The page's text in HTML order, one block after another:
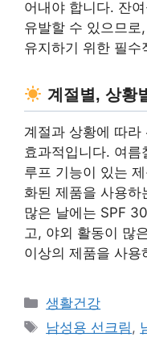
어내야 합니다. 잔
유발할 수 있으므
유지하기 위한 필수
계절별, 상황
계절과 상황에 따라
효과적입니다. 여름
루프 기능이 있는
화된 제품을 사용하
많은 날에는 SPF
고, 야외 활동이 많
이상의 제품을 사용
Categories
생활건강
Tags
남성용 선크림,